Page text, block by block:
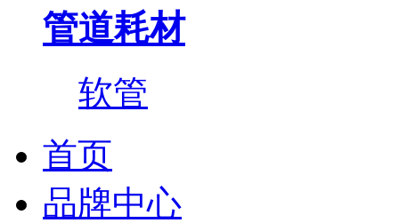
管道耗材
软管
首页
品牌中心